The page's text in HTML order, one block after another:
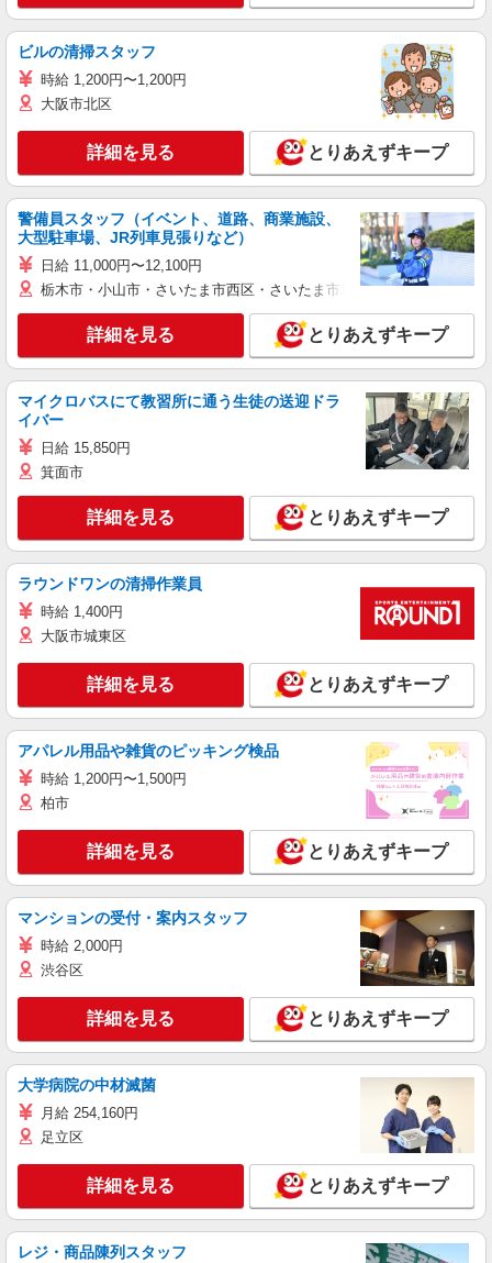
ビルの清掃スタッフ
時給 1,200円〜1,200円
大阪市北区
詳細を見る とりあえずキープ
警備員スタッフ（イベント、道路、商業施設、
大型駐車場、JR列車見張りなど）
日給 11,000円〜12,100円
栃木市・小山市・さいたま市西区・さいたま市岩槻区・久喜市・蓮田
詳細を見る とりあえずキープ
マイクロバスにて教習所に通う生徒の送迎ドラ
イバー
日給 15,850円
箕面市
詳細を見る とりあえずキープ
ラウンドワンの清掃作業員
時給 1,400円
大阪市城東区
詳細を見る とりあえずキープ
アパレル用品や雑貨のピッキング検品
時給 1,200円〜1,500円
柏市
詳細を見る とりあえずキープ
マンションの受付・案内スタッフ
時給 2,000円
渋谷区
詳細を見る とりあえずキープ
大学病院の中材滅菌
月給 254,160円
足立区
詳細を見る とりあえずキープ
レジ・商品陳列スタッフ